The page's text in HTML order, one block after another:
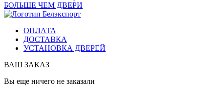
БОЛЬШЕ ЧЕМ ДВЕРИ
ОПЛАТА
ДОСТАВКА
УСТАНОВКА ДВЕРЕЙ
ВАШ ЗАКАЗ
Вы еще ничего не заказали